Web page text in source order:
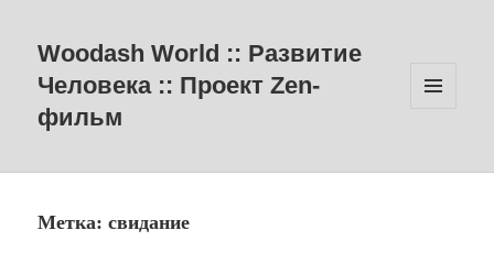
Woodash World :: Развитие
Человека :: Проект Zen-
фильм
Метка:свидание